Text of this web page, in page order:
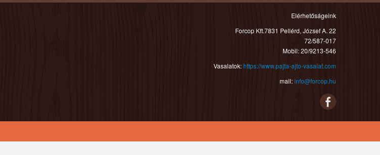
Elérhetőságeink
Forcop Kft.7831 Pellérd, József A. 22
72/587-017
Mobil: 20/9213-546
Vasalatok:https://www.pajta-ajto-vasalat.com
mail:info@forcop.hu